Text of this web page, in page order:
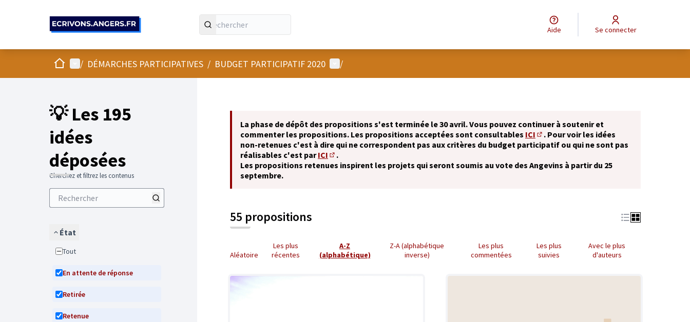
Aide Se connecter
AccueilMenu principal
/ DÉMARCHES PARTICIPATIVES / BUDGET PARTICIPATIF 2020 Menu utilisateur
/
💡 Les 195
idées
déposées
Cherchez et filtrez les contenus
État
Tout
En attente de réponse
Retirée
Retenue
La phase de dépôt des propositions s'est terminée le 30 avril. Vous pouvez continuer à soutenir et
commenter les propositions. Les propositions acceptées sont consultables ICI
(S'ouvre dans un nouvel onglet)
. Pour voir les idées
non-retenues c'est à dire qui ne correspondent pas aux critères du budget participatif ou qui ne sont pas
réalisables c'est parICI
(S'ouvre dans un nouvel onglet)
.
Les propositions retenues inspirent les projets qui seront soumis au vote des Angevins à partir du 25
septembre.
55 propositions
Aléatoire
Les plus
récentes
A-Z
(alphabétique)
Z-A (alphabétique
inverse)
Les plus
commentées
Les plus
suivies
Avec le plus
d'auteurs